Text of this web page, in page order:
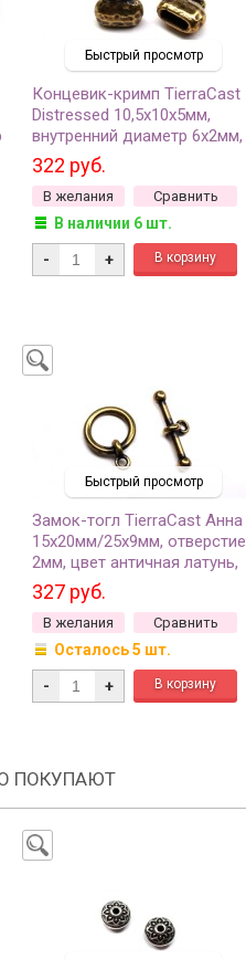
Быстрый просмотр
Концевик-кримп TierraCast
Distressed 10,5х10х5мм,
внутренний диаметр 6х2мм,
отверстие 2,2мм, цвет
латунь, 94-5853-27, 2шт
322 руб.
В желания Сравнить
В наличии 6 шт.
- +
Быстрый просмотр
Замок-тогл TierraCast Анна
15х20мм/25х9мм, отверстие
2мм, цвет античная латунь,
94-6157-27, 1 комплект
327 руб.
В желания Сравнить
Осталось 5 шт.
- +
ПОКУПАЮТ